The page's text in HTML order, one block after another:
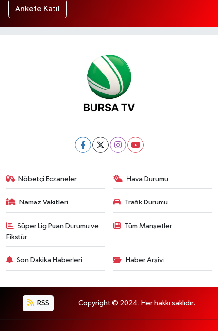
Ankete Katıl
Nöbetçi Eczaneler Hava Durumu
Namaz Vakitleri Trafik Durumu
Süper Lig Puan Durumu ve
Fikstür
Tüm Manşetler
Son Dakika Haberleri Haber Arşivi
RSS Copyright © 2024. Her hakkı saklıdır.